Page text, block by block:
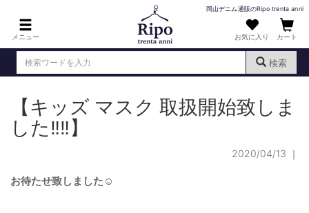
メニュー
岡山デニム通販のRipo trenta anni
お気に入り カート
検索
ログイン （新規会員登録）
MENS : メンズ
PANTS : パンツ
【キッズ マスク 取扱開始致しま
した‼️‼️】
2020/04/13 ｜
お待たせ致しました☺️